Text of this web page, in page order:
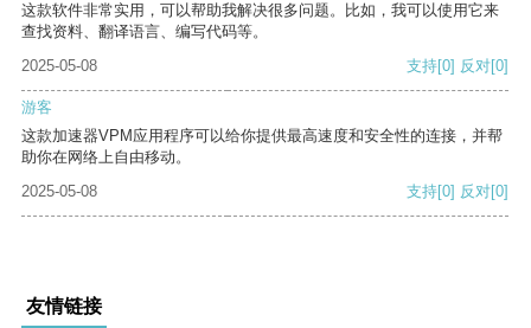
这款软件非常实用，可以帮助我解决很多问题。比如，我可以使用它来
查找资料、翻译语言、编写代码等。
2025-05-08
支持[0] 反对[0]
游客
这款加速器VPM应用程序可以给你提供最高速度和安全性的连接，并帮
助你在网络上自由移动。
2025-05-08
支持[0] 反对[0]
友情链接